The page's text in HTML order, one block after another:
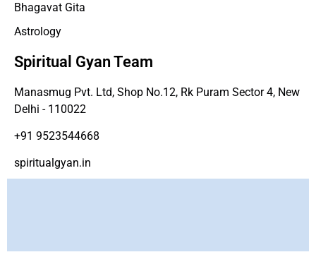
Bhagavat Gita
Astrology
Spiritual Gyan Team
Manasmug Pvt. Ltd, Shop No.12, Rk Puram Sector 4, New
Delhi - 110022
+91 9523544668
spiritualgyan.in